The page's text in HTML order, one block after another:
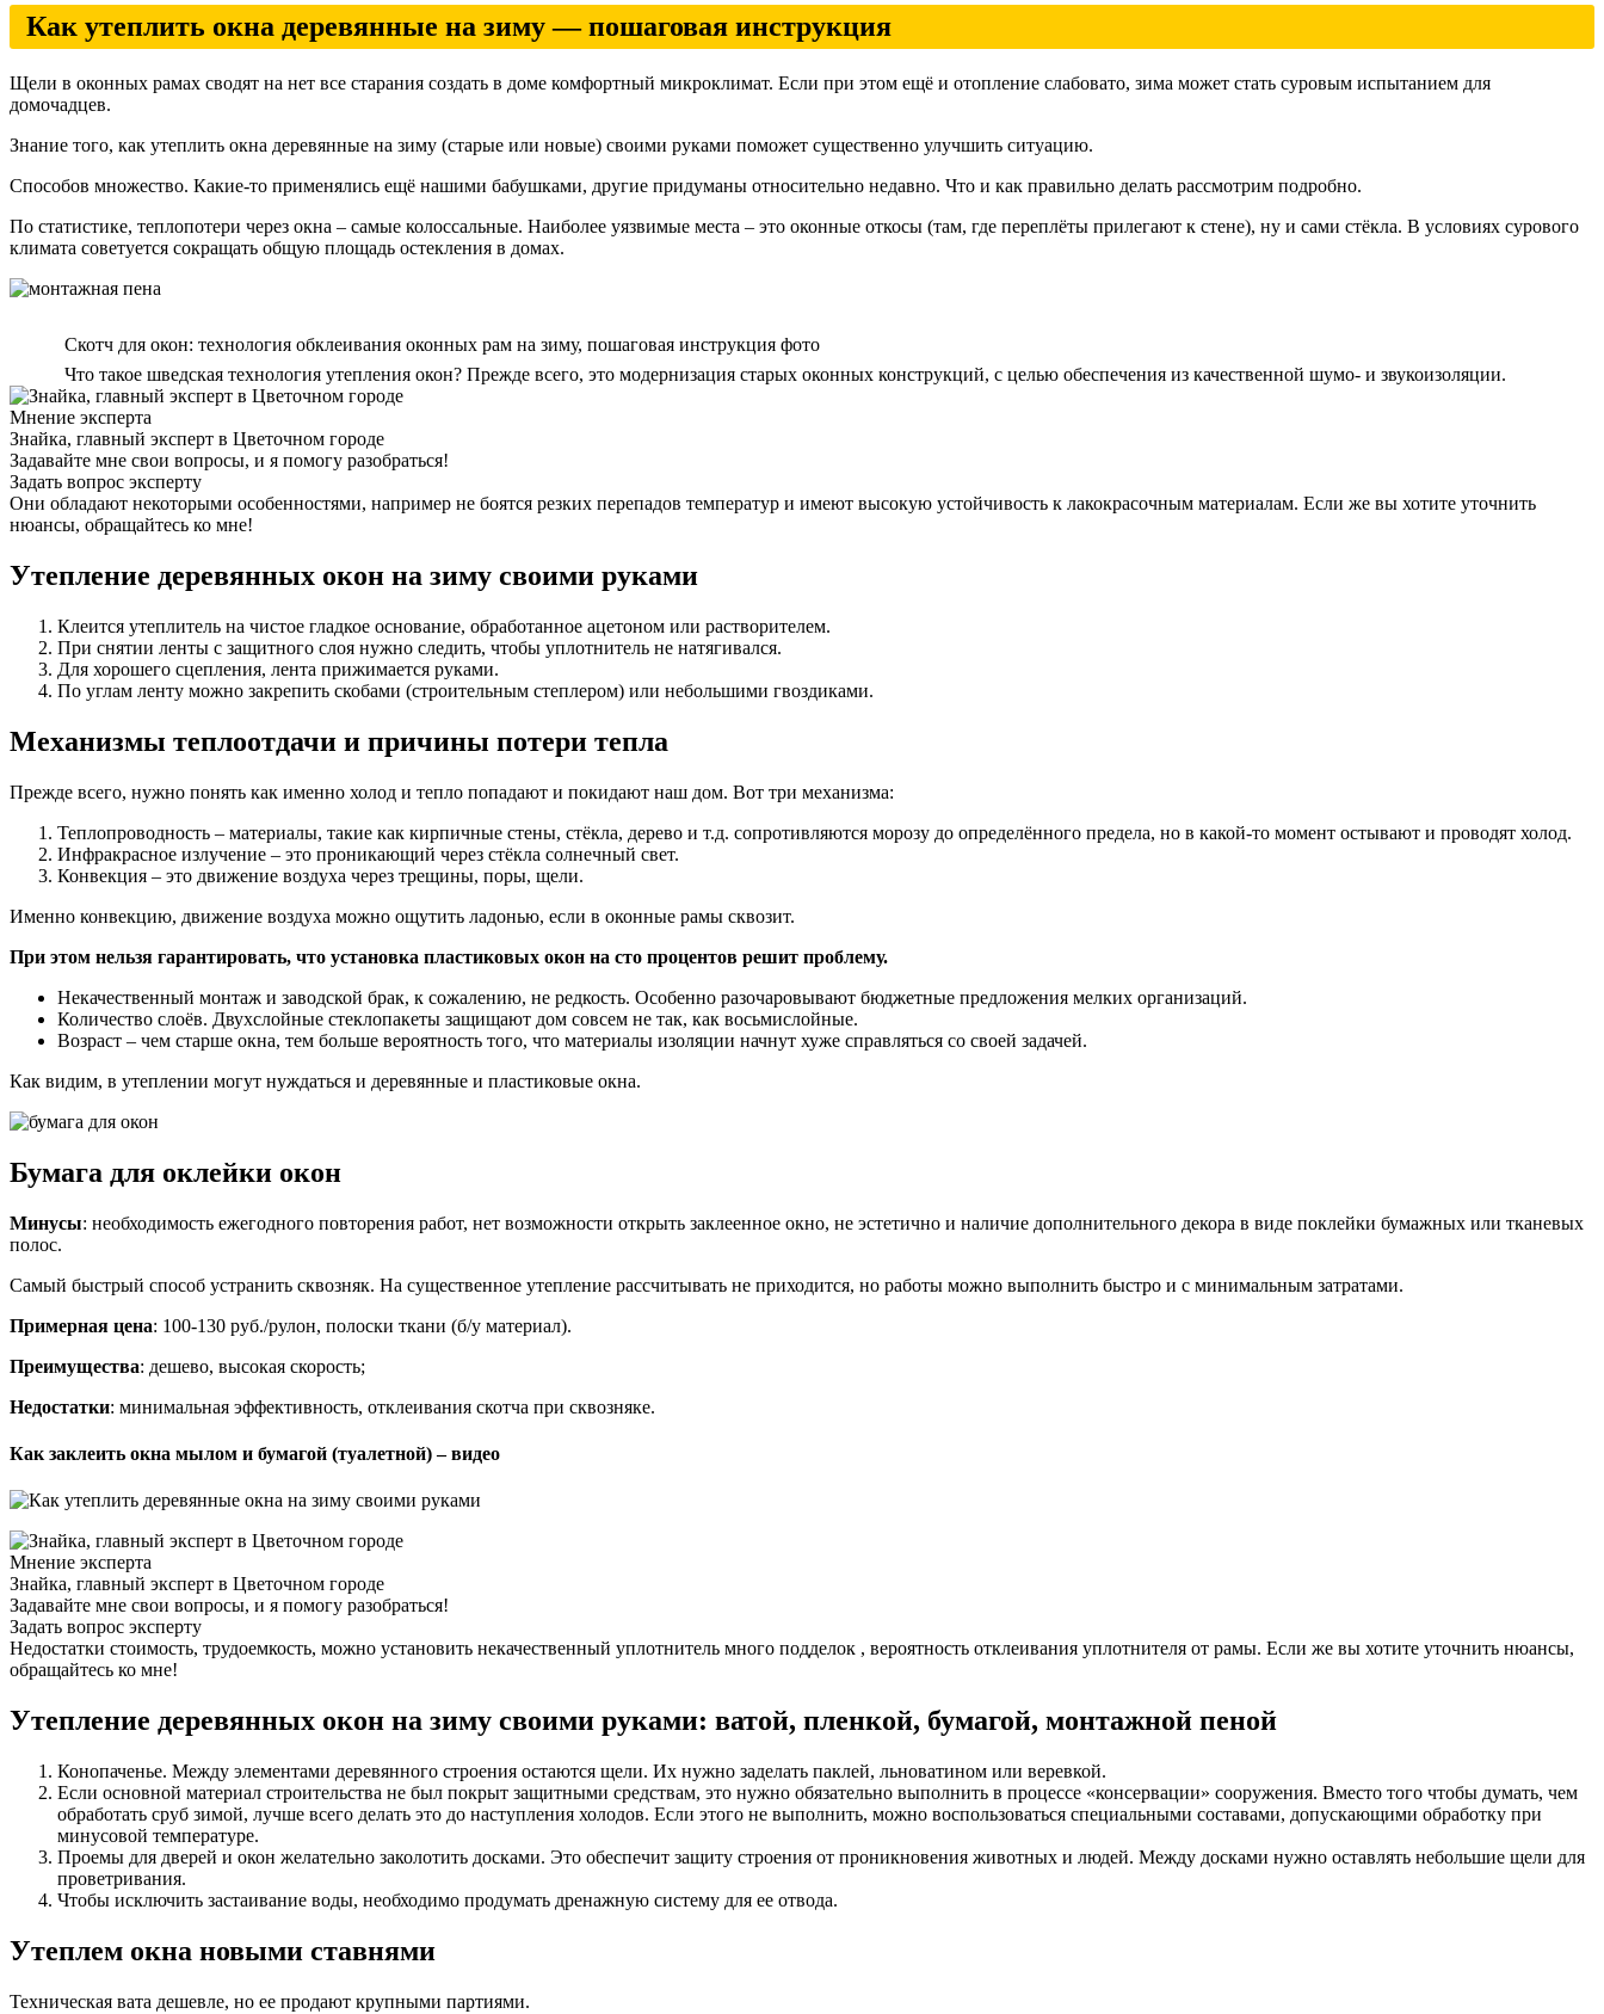
Как утеплить окна деревянные на зиму — пошаговая инструкция
Щели в оконных рамах сводят на нет все старания создать в доме комфортный микроклимат. Если при этом ещё и отопление слабовато, зима может стать суровым испытанием для
домочадцев.
Знание того, как утеплить окна деревянные на зиму (старые или новые) своими руками поможет существенно улучшить ситуацию.
Способов множество. Какие-то применялись ещё нашими бабушками, другие придуманы относительно недавно. Что и как правильно делать рассмотрим подробно.
По статистике, теплопотери через окна – самые колоссальные. Наиболее уязвимые места – это оконные откосы (там, где переплёты прилегают к стене), ну и сами стёкла. В условиях сурового
климата советуется сокращать общую площадь остекления в домах.
Скотч для окон: технология обклеивания оконных рам на зиму, пошаговая инструкция фото
Что такое шведская технология утепления окон? Прежде всего, это модернизация старых оконных конструкций, с целью обеспечения из качественной шумо- и звукоизоляции.
Мнение эксперта
Знайка, главный эксперт в Цветочном городе
Задавайте мне свои вопросы, и я помогу разобраться!
Задать вопрос эксперту
Они обладают некоторыми особенностями, например не боятся резких перепадов температур и имеют высокую устойчивость к лакокрасочным материалам. Если же вы хотите уточнить
нюансы, обращайтесь ко мне!
Утепление деревянных окон на зиму своими руками
Клеится утеплитель на чистое гладкое основание, обработанное ацетоном или растворителем.
При снятии ленты с защитного слоя нужно следить, чтобы уплотнитель не натягивался.
Для хорошего сцепления, лента прижимается руками.
По углам ленту можно закрепить скобами (строительным степлером) или небольшими гвоздиками.
Механизмы теплоотдачи и причины потери тепла
Прежде всего, нужно понять как именно холод и тепло попадают и покидают наш дом. Вот три механизма:
Теплопроводность – материалы, такие как кирпичные стены, стёкла, дерево и т.д. сопротивляются морозу до определённого предела, но в какой-то момент остывают и проводят холод.
Инфракрасное излучение – это проникающий через стёкла солнечный свет.
Конвекция – это движение воздуха через трещины, поры, щели.
Именно конвекцию, движение воздуха можно ощутить ладонью, если в оконные рамы сквозит.
При этом нельзя гарантировать, что установка пластиковых окон на сто процентов решит проблему.
Некачественный монтаж и заводской брак, к сожалению, не редкость. Особенно разочаровывают бюджетные предложения мелких организаций.
Количество слоёв. Двухслойные стеклопакеты защищают дом совсем не так, как восьмислойные.
Возраст – чем старше окна, тем больше вероятность того, что материалы изоляции начнут хуже справляться со своей задачей.
Как видим, в утеплении могут нуждаться и деревянные и пластиковые окна.
Бумага для оклейки окон
Минусы: необходимость ежегодного повторения работ, нет возможности открыть заклеенное окно, не эстетично и наличие дополнительного декора в виде поклейки бумажных или тканевых
полос.
Самый быстрый способ устранить сквозняк. На существенное утепление рассчитывать не приходится, но работы можно выполнить быстро и с минимальным затратами.
Примерная цена: 100-130 руб./рулон, полоски ткани (б/у материал).
Преимущества: дешево, высокая скорость;
Недостатки: минимальная эффективность, отклеивания скотча при сквозняке.
Как заклеить окна мылом и бумагой (туалетной) – видео
Мнение эксперта
Знайка, главный эксперт в Цветочном городе
Задавайте мне свои вопросы, и я помогу разобраться!
Задать вопрос эксперту
Недостатки стоимость, трудоемкость, можно установить некачественный уплотнитель много подделок , вероятность отклеивания уплотнителя от рамы. Если же вы хотите уточнить нюансы,
обращайтесь ко мне!
Утепление деревянных окон на зиму своими руками: ватой, пленкой, бумагой, монтажной пеной
Конопаченье. Между элементами деревянного строения остаются щели. Их нужно заделать паклей, льноватином или веревкой.
Если основной материал строительства не был покрыт защитными средствам, это нужно обязательно выполнить в процессе «консервации» сооружения. Вместо того чтобы думать, чем
обработать сруб зимой, лучше всего делать это до наступления холодов. Если этого не выполнить, можно воспользоваться специальными составами, допускающими обработку при
минусовой температуре.
Проемы для дверей и окон желательно заколотить досками. Это обеспечит защиту строения от проникновения животных и людей. Между досками нужно оставлять небольшие щели для
проветривания.
Чтобы исключить застаивание воды, необходимо продумать дренажную систему для ее отвода.
Утеплем окна новыми ставнями
Техническая вата дешевле, но ее продают крупными партиями.